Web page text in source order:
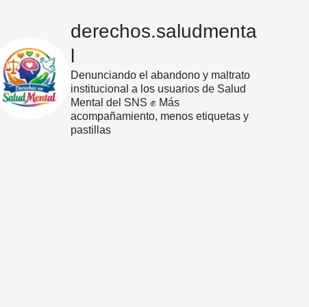
derechos.saludmenta
l
Denunciando el abandono y maltrato
institucional a los usuarios de Salud
Mental del SNS ✊️ Más
acompañamiento, menos etiquetas y
pastillas